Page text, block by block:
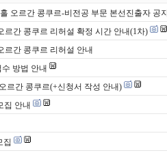
오르간 콩쿠르-비전공 부문 본선진출자 공지
르간 콩쿠르 리허설 확정 시간 안내(1차)
르간 콩쿠르 리허설 안내
방법 안내
르간 콩쿠르(+신청서 작성 안내)
집 안내
집